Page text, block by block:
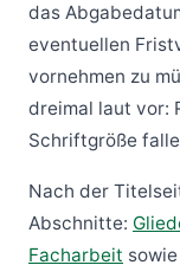
das
eventuellen
vornehmen zu
dreimal laut vor:
Schriftgröße
Nach der
Abschnitte:
Facharbeit sowie